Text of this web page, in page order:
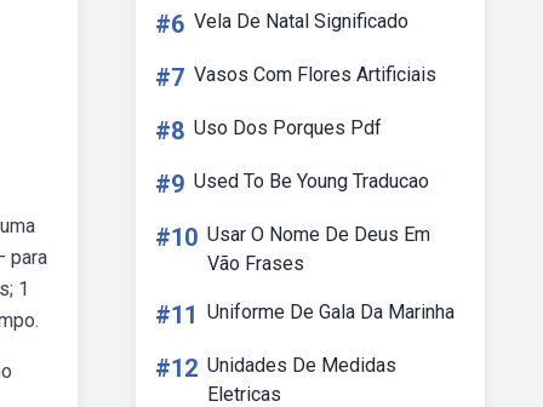
para
1
#6 Vela De Natal Significado
#7 Vasos Com Flores Artificiais
#8 Uso Dos Porques Pdf
#9 Used To Be Young Traducao
#10 Usar O Nome De Deus Em
Vão Frases
#11 Uniforme De Gala Da Marinha
#12 Unidades De Medidas
Eletricas